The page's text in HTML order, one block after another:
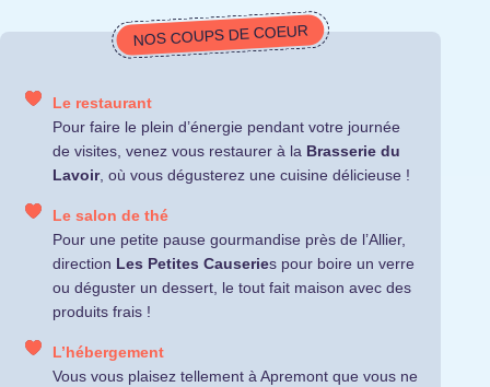
NOS COUPS DE COEUR
Le restaurant
Pour faire le plein d’énergie pendant votre journée
de visites, venez vous restaurer à la Brasserie du
Lavoir, où vous dégusterez une cuisine délicieuse !
Le salon de thé
Pour une petite pause gourmandise près de l’Allier,
direction Les Petites Causeries pour boire un verre
ou déguster un dessert, le tout fait maison avec des
produits frais !
L’hébergement
Vous vous plaisez tellement à Apremont que vous ne